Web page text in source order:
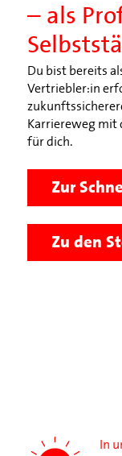
– als
Du bist bereits
Vertriebler:in
Karriereweg mit
für dich.
Zur
Zu den
In